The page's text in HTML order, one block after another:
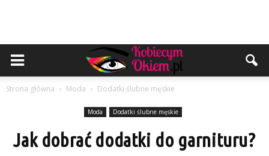
Strona główna Moda Dodatki ślubne męskie
Moda Dodatki ślubne męskie
Jak dobrać dodatki do garnituru?